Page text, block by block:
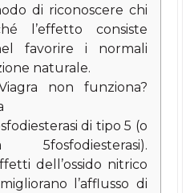
di riconoscere chi
l’effetto consiste
favorire i normali
naturale.
non funziona?
di tipo 5 (o
dell’ossido nitrico
l’afflusso di